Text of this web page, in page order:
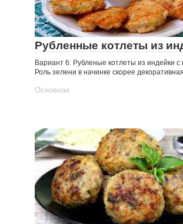
Рубленные котлеты из
Вариант 6: Рубленые котлеты из индейки с
Роль зелени в начинке скорее
Основная